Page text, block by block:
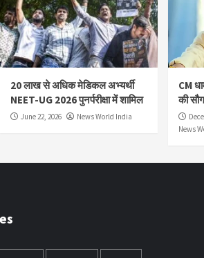
20 लाख से अधिक मेडिकल अभ्यर्थी
NEET-UG 2026 पुनर्परीक्षा में शामिल
June 22, 2026 News World India
CM
की
News